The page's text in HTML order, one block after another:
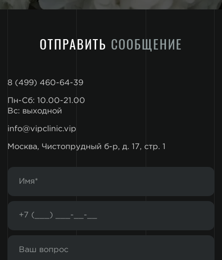
ОТПРАВИТЬ СООБЩЕНИЕ
8 (499) 460-64-39
Пн-Сб: 10.00-21.00
Вс: выходной
info@vipclinic.vip
Москва, Чистопрудный б-р, д. 17, стр. 1